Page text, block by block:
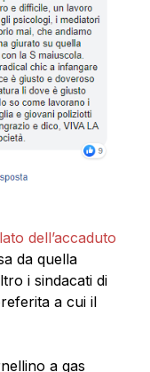
dell’accaduto
da quella
i sindacati di
a cui il
a gas